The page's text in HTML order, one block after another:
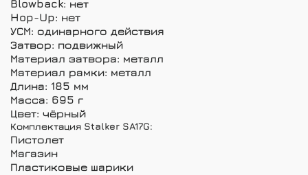
Blowback: нет
Hop-Up: нет
УСМ: одинарного действия
Затвор: подвижный
Материал затвора: металл
Материал рамки: металл
Длина: 185 мм
Масса: 695 г
Цвет: чёрный
Комплектация Stalker SA17G:
Пистолет
Магазин
Пластиковые шарики